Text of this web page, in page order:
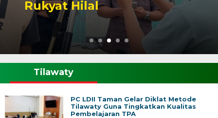
Rukyat Hilal
Tilawaty
PC LDII Taman Gelar Diklat Metode
Tilawaty Guna Tingkatkan Kualitas
Pembelajaran TPA